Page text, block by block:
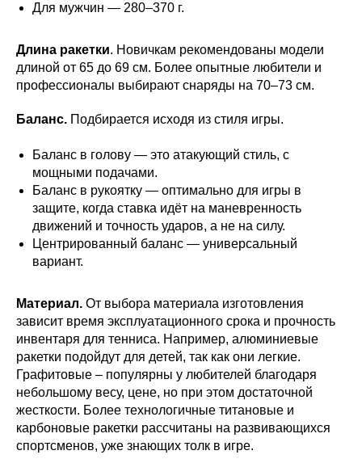
Для мужчин — 280–370 г.
Длина ракетки. Новичкам рекомендованы модели
длиной от 65 до 69 см. Более опытные любители и
профессионалы выбирают снаряды на 70–73 см.
Баланс. Подбирается исходя из стиля игры.
Баланс в голову — это атакующий стиль, с
мощными подачами.
Баланс в рукоятку — оптимально для игры в
защите, когда ставка идёт на маневренность
движений и точность ударов, а не на силу.
Центрированный баланс — универсальный
вариант.
Материал. От выбора материала изготовления
зависит время эксплуатационного срока и прочность
инвентаря для тенниса. Например, алюминиевые
ракетки подойдут для детей, так как они легкие.
Графитовые – популярны у любителей благодаря
небольшому весу, цене, но при этом достаточной
жесткости. Более технологичные титановые и
карбоновые ракетки рассчитаны на развивающихся
спортсменов, уже знающих толк в игре.